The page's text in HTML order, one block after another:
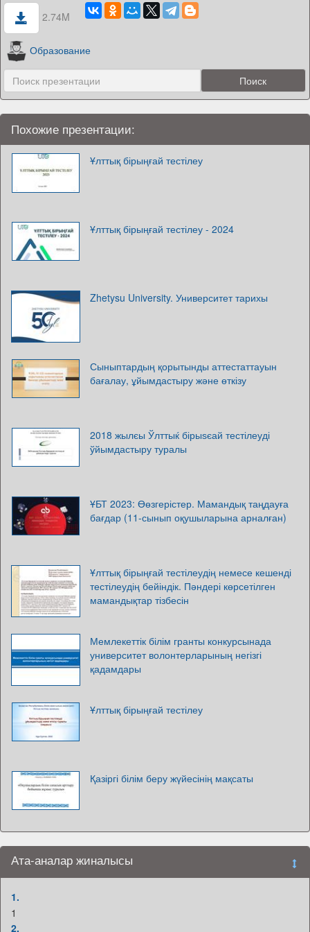
2.74M
Образование
Похожие презентации:
Ұлттық бірыңғай тестілеу
Ұлттық бірыңғай тестілеу - 2024
Zhetysu University. Университет тарихы
Сыныптардың қорытынды аттестаттауын
бағалау, ұйымдастыру және өткізу
2018 жылєы Ўлттыќ бірыѕєай тестілеуді
ўйымдастыру туралы
ҰБТ 2023: Өөзгерістер. Мамандық таңдауға
бағдар (11-сынып оқушыларына арналған)
Ұлттық бірыңғай тестілеудің немесе кешенді
тестілеудің бейіндік. Пәндері көрсетілген
мамандықтар тізбесін
Мемлекеттік білім гранты конкурсынада
университет волонтерларының негізгі
қадамдары
Ұлттық бірыңғай тестілеу
Қазіргі білім беру жүйесінің мақсаты
Ата-аналар жиналысы
1.
1
2.